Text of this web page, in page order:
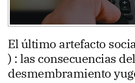
El último artefacto
) : las consecuencias del
desmembramiento